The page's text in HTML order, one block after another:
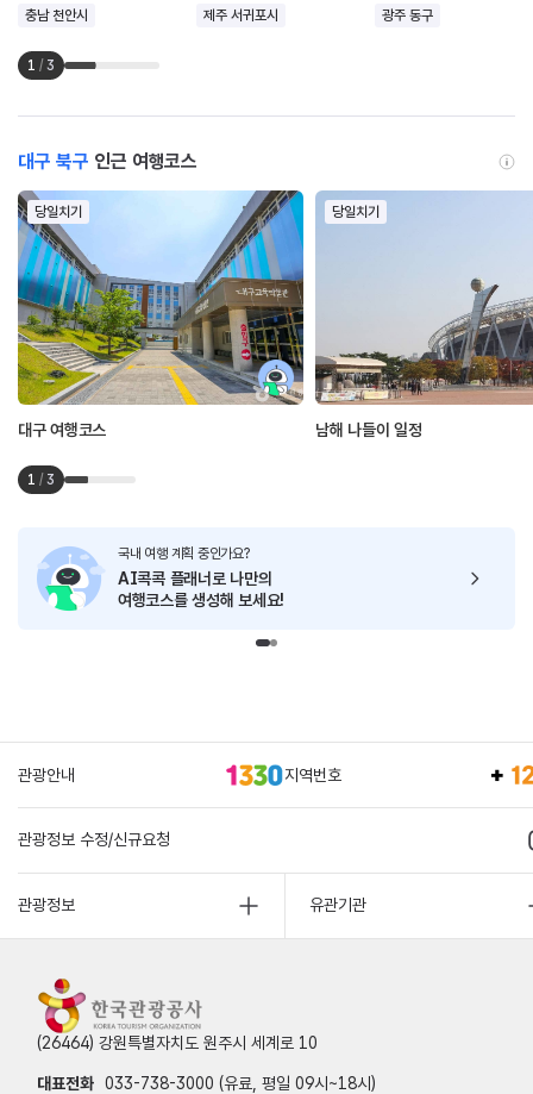
충남 천안시 제주 서귀포시 광주 동구
1 / 3
대구 북구 인근 여행코스
당일치기
대구 여행코스
당일치기
남해 나들이 일정
1 / 3
국내 여행 계획 중인가요?
AI콕콕 플래너로 나만의
여행코스를 생성해 보세요!
관광안내 지역번호
관광정보 수정/신규요청
관광정보 유관기관
(26464) 강원특별자치도 원주시 세계로 10
대표전화 033-738-3000 (유료, 평일 09시~18시)